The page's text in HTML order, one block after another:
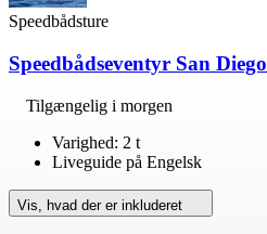
Speedbådsture
Speedbådseventyr San Diego
Tilgængelig i morgen
Varighed: 2 t
Liveguide på Engelsk
Vis, hvad der er inkluderet